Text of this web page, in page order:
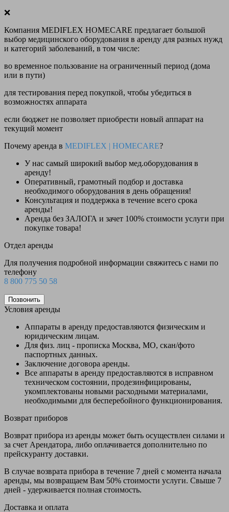
❌
Компания MEDIFLEX HOMECARE предлагает большой
выбор медицинского оборудования в аренду для разных нужд
и категорий заболеваний, в том числе:
во временное пользование на ограниченный период (дома
или в пути)
для тестирования перед покупкой, чтобы убедиться в
возможностях аппарата
если бюджет не позволяет приобрести новый аппарат на
текущий момент
Почему аренда в MEDIFLEX | HOMECARE?
У нас самый широкий выбор мед.оборудования в
аренду!
Оперативный, грамотный подбор и доставка
необходимого оборудования в день обращения!
Консультация и поддержка в течение всего срока
аренды!
Аренда без ЗАЛОГА и зачет 100% стоимости услуги при
покупке товара!
Отдел аренды
Для получения подробной информации свяжитесь с нами по
телефону
8 800 775 50 58
Позвонить
Условия аренды
Аппараты в аренду предоставляются физическим и
юридическим лицам.
Для физ. лиц - прописка Москва, МО, скан/фото
паспортных данных.
Заключение договора аренды.
Все аппараты в аренду предоставляются в исправном
техническом состоянии, продезинфицированы,
укомплектованы новыми расходными материалами,
необходимыми для бесперебойного функционирования.
Возврат приборов
Возврат прибора из аренды может быть осуществлен силами и
за счет Арендатора, либо оплачивается дополнительно по
прейскуранту доставки.
В случае возврата прибора в течение 7 дней с момента начала
аренды, мы возвращаем Вам 50% стоимости услуги. Свыше 7
дней - удерживается полная стоимость.
Доставка и оплата